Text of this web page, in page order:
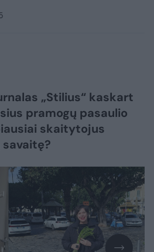
„Stilius“ kaskart
pramogų pasaulio
skaitytojus